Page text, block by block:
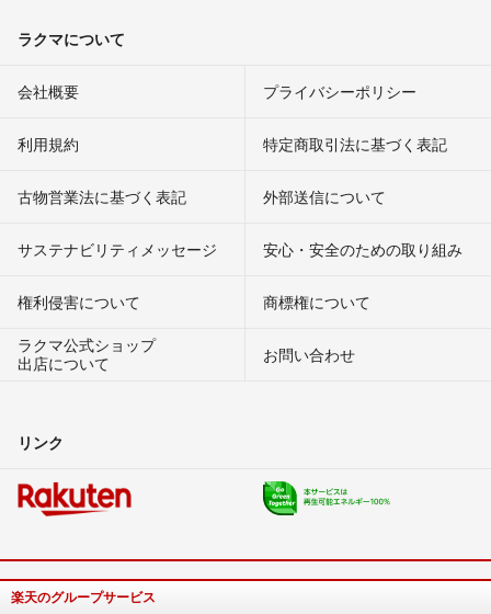
ラクマについて
会社概要 プライバシーポリシー
利用規約 特定商取引法に基づく表記
古物営業法に基づく表記 外部送信について
サステナビリティメッセージ 安心・安全のための取り組み
権利侵害について
商標権について
ラクマ公式ショップ
出店について
お問い合わせ
リンク
楽天のグループサービス